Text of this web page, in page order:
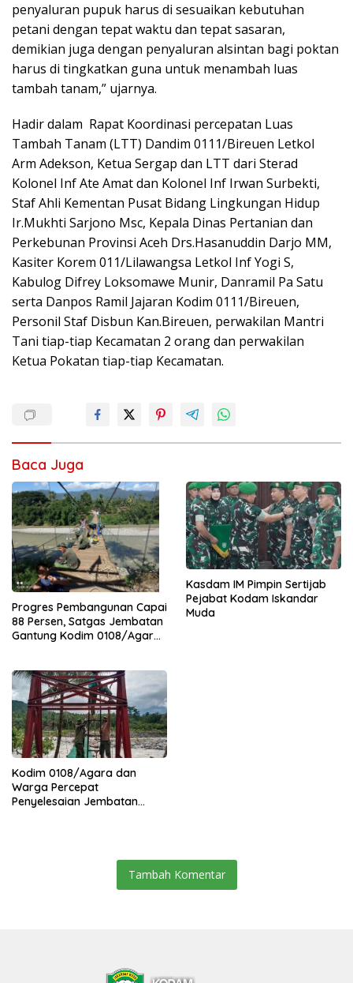
penyaluran pupuk harus di sesuaikan kebutuhan
petani dengan tepat waktu dan tepat sasaran,
demikian juga dengan penyaluran alsintan bagi poktan
harus di tingkatkan guna untuk menambah luas
tambah tanam,” ujarnya.
Hadir dalam Rapat Koordinasi percepatan Luas
Tambah Tanam (LTT) Dandim 0111/Bireuen Letkol
Arm Adekson, Ketua Sergap dan LTT dari Sterad
Kolonel Inf Ate Amat dan Kolonel Inf Irwan Surbekti,
Staf Ahli Kementan Pusat Bidang Lingkungan Hidup
Ir.Mukhti Sarjono Msc, Kepala Dinas Pertanian dan
Perkebunan Provinsi Aceh Drs.Hasanuddin Darjo MM,
Kasiter Korem 011/Lilawangsa Letkol Inf Yogi S,
Kabulog Difrey Loksomawe Munir, Danramil Pa Satu
serta Danpos Ramil Jajaran Kodim 0111/Bireuen,
Personil Staf Disbun Kan.Bireuen, perwakilan Mantri
Tani tiap-tiap Kecamatan 2 orang dan perwakilan
Ketua Pokatan tiap-tiap Kecamatan.
Baca Juga
Progres Pembangunan Capai
88 Persen, Satgas Jembatan
Gantung Kodim 0108/Agara
Kasdam IM Pimpin Sertijab
Pejabat Kodam Iskandar
Muda
Kodim 0108/Agara dan
Warga Percepat
Penyelesaian Jembatan
Tambah Komentar